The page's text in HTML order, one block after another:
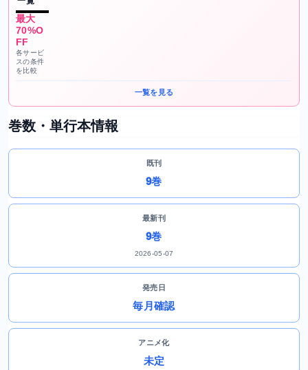
最大
70%O
FF
各サービ
スの条件
を比較
一覧を見る
巻数・単行本情報
既刊
9巻
最新刊
9巻
2026-05-07
発売日
毎月確認
アニメ化
未定